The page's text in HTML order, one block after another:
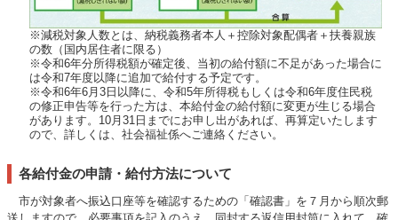
※減税対象人数とは、納税義務者本人＋控除対象配偶者＋扶養親族
の数（国内居住者に限る）
※令和6年分所得税額が確定後、当初の給付額に不足があった場合に
は令和7年度以降に追加で給付する予定です。
※令和6年6月3日以降に、令和5年所得税もしくは令和6年度住民税
の修正申告等を行った方は、本給付金の給付額に変更が生じる場合
があります。10月31日までにお申し出があれば、再算定いたします
ので、詳しくは、社会福祉係へご連絡ください。
各給付金の申請・給付方法について
市が対象者へ振込口座等を確認するための「確認書」を７月から順次郵